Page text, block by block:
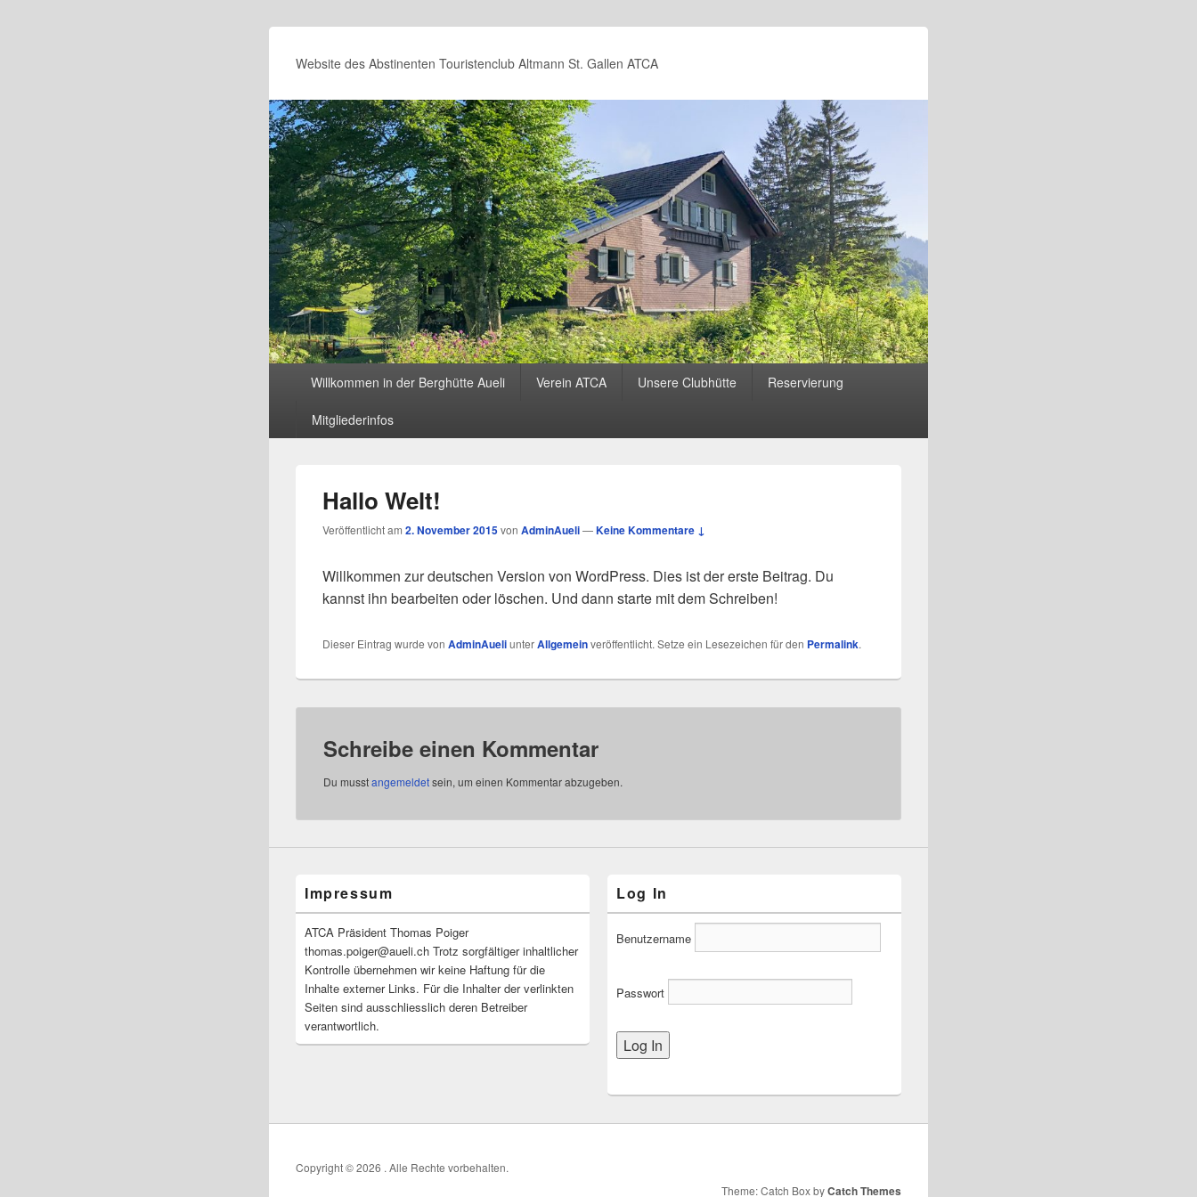
Website des Abstinenten Touristenclub Altmann St. Gallen ATCA
Willkommen in der Berghütte Aueli Verein ATCA Unsere Clubhütte Reservierung
Mitgliederinfos
Hallo Welt!
Veröffentlicht am 2. November 2015von AdminAueli—Keine Kommentare ↓
Willkommen zur deutschen Version von WordPress. Dies ist der erste Beitrag. Du
kannst ihn bearbeiten oder löschen. Und dann starte mit dem Schreiben!
Dieser Eintrag wurde von AdminAueliunterAllgemeinveröffentlicht. Setze ein Lesezeichen für den Permalink.
Schreibe einen Kommentar
Du musstangemeldetsein, um einen Kommentar abzugeben.
Impressum
ATCA Präsident Thomas Poiger
thomas.poiger@aueli.ch Trotz sorgfältiger inhaltlicher
Kontrolle übernehmen wir keine Haftung für die
Inhalte externer Links. Für die Inhalter der verlinkten
Seiten sind ausschliesslich deren Betreiber
verantwortlich.
Log In
Benutzername
Passwort
Copyright © 2026 . Alle Rechte vorbehalten.
Theme: Catch Box byCatch Themes